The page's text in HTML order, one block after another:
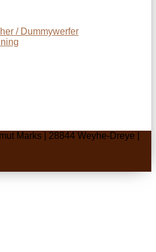
/ Dummywerfer
Marks | 28844 Weyhe-Dreye |